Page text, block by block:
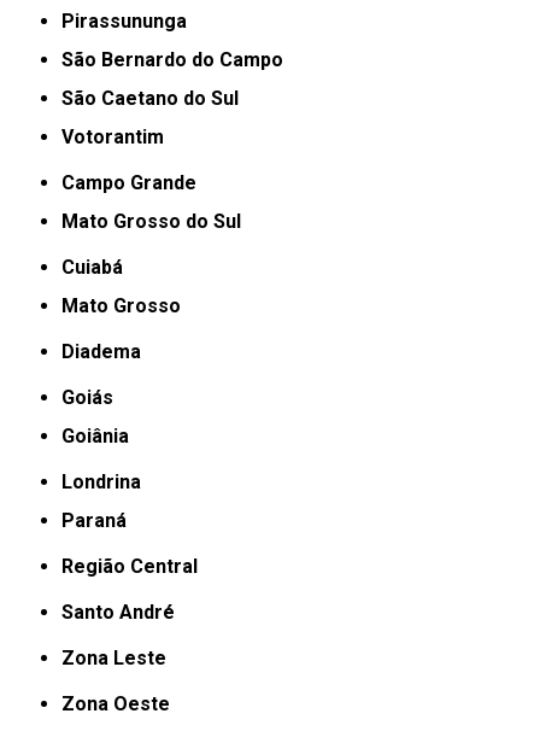
Pirassununga
São Bernardo do Campo
São Caetano do Sul
Votorantim
Campo Grande
Mato Grosso do Sul
Cuiabá
Mato Grosso
Diadema
Goiás
Goiânia
Londrina
Paraná
Região Central
Santo André
Zona Leste
Zona Oeste